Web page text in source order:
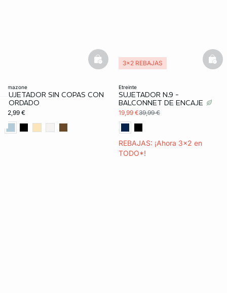
amazone
SUJETADOR SIN COPAS CON
BORDADO
32,99 €
basketfull
etreinte
SUJETADOR N.9 -
BALCONNET DE ENCAJE
19,99 €39,99 €
REBAJAS: ¡Ahora 3x2 en
TODO*!
3x2 REBAJAS